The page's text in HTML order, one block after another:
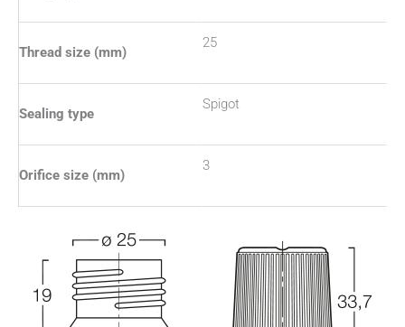
Thread size (mm)
25
Sealing type
Spigot
Orifice size (mm)
3